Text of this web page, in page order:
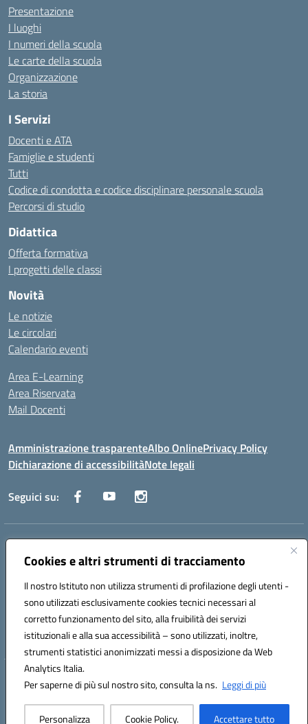
Cookies e altri strumenti di tracciamento
Il nostro Istituto non utilizza strumenti di profilazione degli utenti -
sono utilizzati esclusivamente cookies tecnici necessari al
corretto funzionamento del sito, alla fruibilità dei servizi
istituzionali e alla sua accessibilità – sono utilizzati, inoltre,
strumenti statistici anonimizzati messi a disposizione da Web
Analytics Italia.
Per saperne di più sul nostro sito, consulta la ns. Leggi di più
Personalizza Cookie Policy. Accettare tutto
Presentazione
I luoghi
I numeri della scuola
Le carte della scuola
Organizzazione
La storia
I Servizi
Docenti e ATA
Famiglie e studenti
Tutti
Codice di condotta e codice disciplinare personale scuola
Percorsi di studio
Didattica
Offerta formativa
I progetti delle classi
Novità
Le notizie
Le circolari
Calendario eventi
Area E-Learning
Area Riservata
Mail Docenti
Amministrazione trasparenteAlbo OnlinePrivacy Policy
Dichiarazione di accessibilitàNote legali
Seguici su:
Indirizzo:
Centralino:0885 417864 Email:fgpc180008@istruzione.it
Codice fiscale: 90043150714
Codice meccanografico:
FGPC180008
Codice Indice delle Pubbliche Amministrazioni (IPA): lzcc
Hosting & Powered by 3D Solution S.r.l.
Concept & Design by Designers Italia